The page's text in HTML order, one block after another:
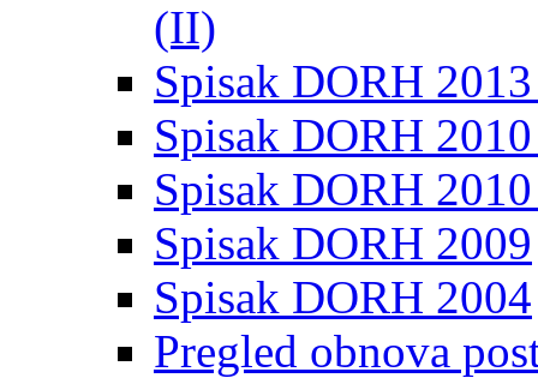
(II)
Spisak DORH
Spisak DORH
Spisak DORH
Spisak DORH 2009
Spisak DORH 2004
Pregled obnova